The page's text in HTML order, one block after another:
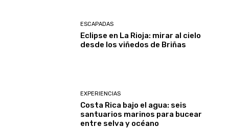
ESCAPADAS
Eclipse en La Rioja: mirar al cielo
desde los viñedos de Briñas
EXPERIENCIAS
Costa Rica bajo el agua: seis
santuarios marinos para bucear
entre selva y océano